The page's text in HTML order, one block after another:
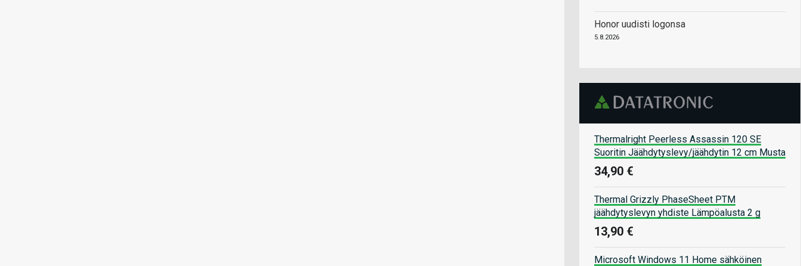
Honor uudisti logonsa
5.8.2026
Thermalright Peerless Assassin 120 SE
Suoritin Jäähdytyslevy/jäähdytin 12 cm Musta
34,90 €
Thermal Grizzly PhaseSheet PTM
jäähdytyslevyn yhdiste Lämpöalusta 2 g
13,90 €
Microsoft Windows 11 Home sähköinen